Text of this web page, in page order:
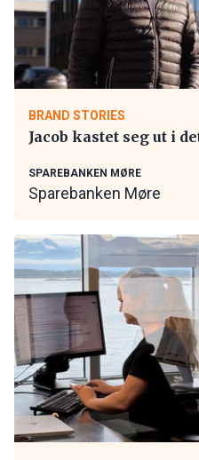
BRAND STORIES
Jacob kastet seg ut i
SPAREBANKEN MØRE
Sparebanken Møre